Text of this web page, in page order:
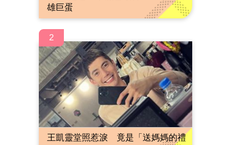
雄巨蛋
2
王凱靈堂照惹淚 竟是「送媽媽的禮